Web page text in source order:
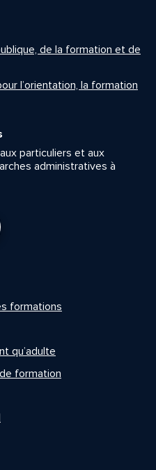
de la formation et de
l’orientation, la formation
particuliers et aux
administratives à
formations
qu’adulte
formation